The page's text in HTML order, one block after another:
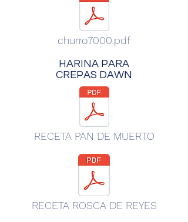
churro7000.pdf
HARINA PARA
CREPAS DAWN
RECETA PAN DE MUERTO
RECETA ROSCA DE REYES